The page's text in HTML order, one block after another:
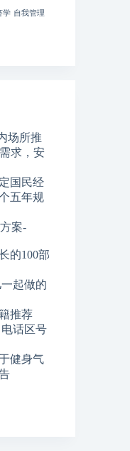
学 自我管理
场所推
求，安
国民经
五年规
案-
的100部
起做的
推荐
话区号
健身气